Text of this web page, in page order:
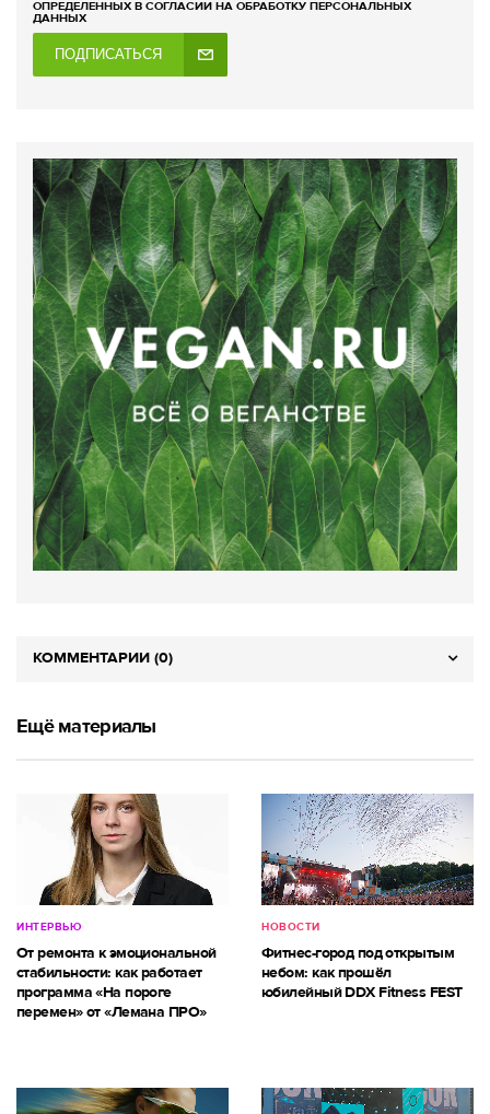
ОПРЕДЕЛЕННЫХ В СОГЛАСИИ НА ОБРАБОТКУ ПЕРСОНАЛЬНЫХ
ДАННЫХ
ПОДПИСАТЬСЯ
КОММЕНТАРИИ (0)
Ещё материалы
ИНТЕРВЬЮ
От ремонта к эмоциональной
стабильности: как работает
программа «На пороге
перемен» от «Лемана ПРО»
НОВОСТИ
Фитнес-город под открытым
небом: как прошёл
юбилейный DDX Fitness FEST